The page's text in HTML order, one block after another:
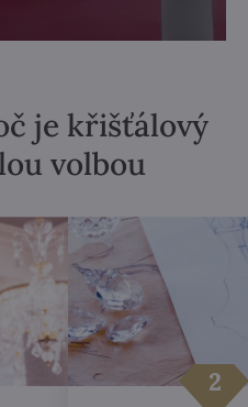
je křišťálový
volbou